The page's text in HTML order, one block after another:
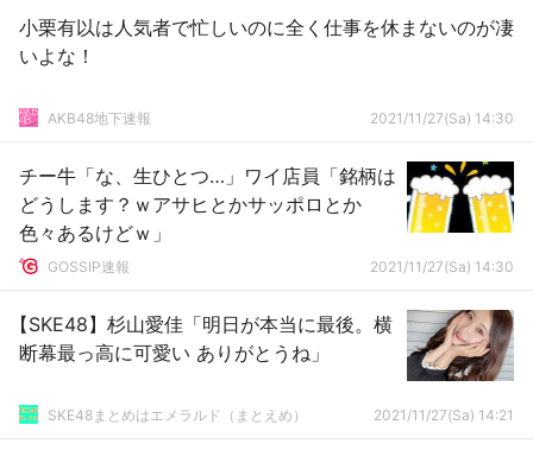
小栗有以は人気者で忙しいのに全く仕事を休まないのが凄
いよな！
AKB48地下速報 2021/11/27(Sa) 14:30
チー牛「な、生ひとつ…」ワイ店員「銘柄は
どうします？ｗアサヒとかサッポロとか
色々あるけどｗ」
GOSSIP速報 2021/11/27(Sa) 14:30
【SKE48】杉山愛佳「明日が本当に最後。横
断幕最っ高に可愛い ありがとうね」
SKE48まとめはエメラルド（まとえめ） 2021/11/27(Sa) 14:21